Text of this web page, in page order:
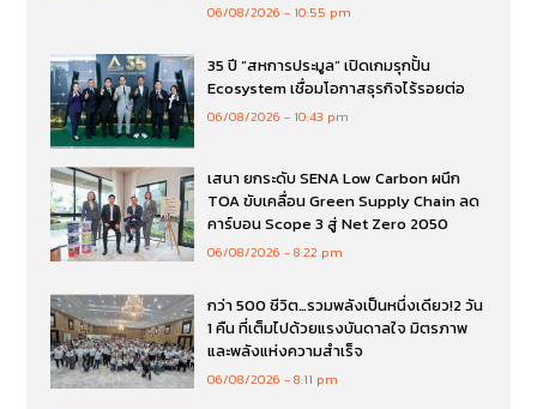
06/08/2026 10:55 pm
35 ปี “สหการประมูล” เปิดเกมรุกปั้น
Ecosystem เชื่อมโอกาสธุรกิจไร้รอยต่อ
06/08/2026 10:43 pm
เสนา ยกระดับ SENA Low Carbon ผนึก
TOA ขับเคลื่อน Green Supply Chain ลด
คาร์บอน Scope 3 สู่ Net Zero 2050
06/08/2026 8:22 pm
กว่า 500 ชีวิต…รวมพลังเป็นหนึ่งเดียว!2 วัน
1 คืน ที่เต็มไปด้วยแรงบันดาลใจ มิตรภาพ
และพลังแห่งความสำเร็จ
06/08/2026 8:11 pm